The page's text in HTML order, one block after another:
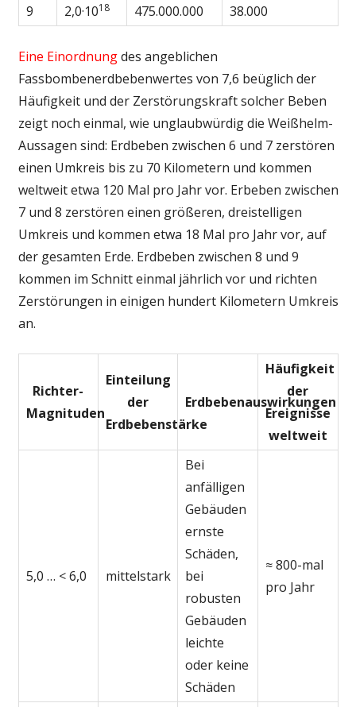
9
2,0·1018 475.000.000 38.000
Eine Einordnungdes angeblichen
Fassbombenerdbebenwertes von 7,6 beüglich der
Häufigkeit und der Zerstörungskraft solcher Beben
zeigt noch einmal, wie unglaubwürdig die Weißhelm-
Aussagen sind: Erdbeben zwischen 6 und 7 zerstören
einen Umkreis bis zu 70 Kilometern und kommen
weltweit etwa 120 Mal pro Jahr vor. Erbeben zwischen
7 und 8 zerstören einen größeren, dreistelligen
Umkreis und kommen etwa 18 Mal pro Jahr vor, auf
der gesamten Erde. Erdbeben zwischen 8 und 9
kommen im Schnitt einmal jährlich vor und richten
Zerstörungen in einigen hundert Kilometern Umkreis
an.
Richter-
Magnituden
Einteilung
der
Erdbebenstärke
Erdbebenauswirkungen
Häufigkeit
der
Ereignisse
weltweit
5,0 … < 6,0 mittelstark
Bei
anfälligen
Gebäuden
ernste
Schäden,
bei
robusten
Gebäuden
leichte
oder keine
Schäden
≈ 800-mal
pro Jahr